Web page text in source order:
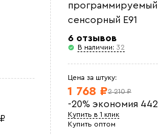
₽
программируемый
сенсорный E91
6 отзывов
В наличии: 32
Цена за штуку:
2 210 ₽
1 768 ₽
-20% экономия 442
Купить в 1 клик
Купить оптом